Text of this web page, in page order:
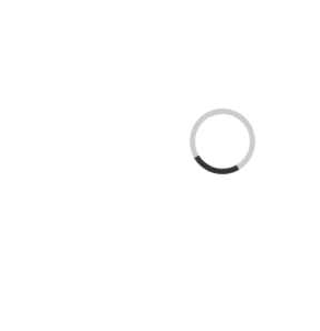
L
o
a
di
n
g .
.
.